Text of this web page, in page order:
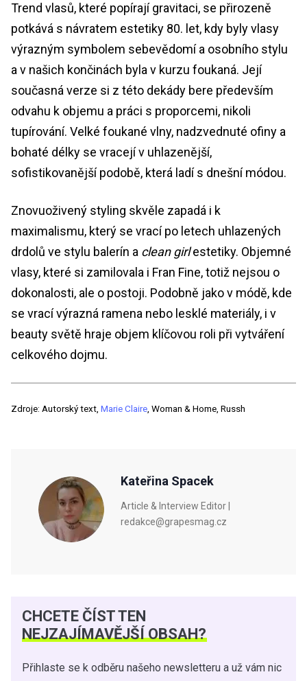
Trend vlasů, které popírají gravitaci, se přirozeně
potkává s návratem estetiky 80. let, kdy byly vlasy
výrazným symbolem sebevědomí a osobního stylu
a v našich končinách byla v kurzu foukaná. Její
současná verze si z této dekády bere především
odvahu k objemu a práci s proporcemi, nikoli
tupírování. Velké foukané vlny, nadzvednuté ofiny a
bohaté délky se vracejí v uhlazenější,
sofistikovanější podobě, která ladí s dnešní módou.
Znovuoživený styling skvěle zapadá i k
maximalismu, který se vrací po letech uhlazených
drdolů ve stylu balerín a clean girlestetiky. Objemné
vlasy, které si zamilovala i Fran Fine, totiž nejsou o
dokonalosti, ale o postoji. Podobně jako v módě, kde
se vrací výrazná ramena nebo lesklé materiály, i v
beauty světě hraje objem klíčovou roli při vytváření
celkového dojmu.
Zdroje: Autorský text, Marie Claire , Woman & Home, Russh
Kateřina Spacek
Article & Interview Editor |
redakce@grapesmag.cz
CHCETE ČÍST TEN
NEJZAJÍMAVĚJŠÍ OBSAH?
Přihlaste se k odběru našeho newsletteru a už vám nic